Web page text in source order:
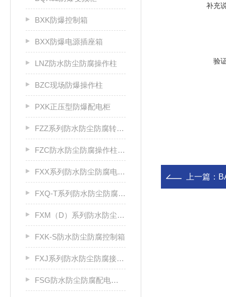
BXK防爆控制箱
BXX防爆电源插座箱
LNZ防水防尘防腐操作柱
BZC现场防爆操作柱
PXK正压型防爆配电柜
FZZ系列防水防尘防腐转换开关
FZC防水防尘防腐操作柱厂家
FXX系列防水防尘防腐电源插座箱
FXQ-T系列防水防尘防腐动力（电磁）起动箱
FXM（D）系列防水防尘防腐照明（动力）配电箱
FXK-S防水防尘防腐控制箱
FXJ系列防水防尘防腐接线箱
FSG防水防尘防腐配电柜厂家
补充
验
上一篇：